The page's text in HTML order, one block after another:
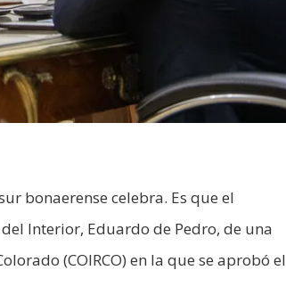
bonaerense celebra. Es que el
Interior, Eduardo de Pedro, de una
(COIRCO) en la que se aprobó el